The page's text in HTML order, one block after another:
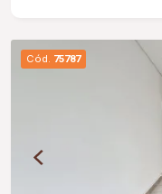
Cód. 75787